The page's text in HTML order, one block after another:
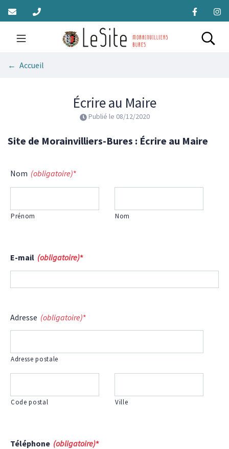
Aller
au
contenu
Site officiel de la Mairie
Accueil
Écrire au Maire
Publié le 08/12/2020
Site de Morainvilliers-Bures : Écrire au Maire
Nom (obligatoire)*
Prénom Nom
E-mail (obligatoire)*
Adresse (obligatoire)*
Adresse postale
Code postal Ville
Téléphone (obligatoire)*